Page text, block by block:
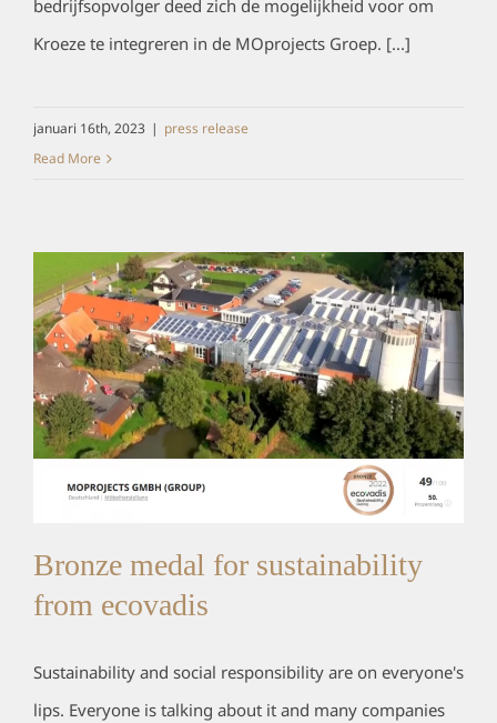
bedrijfsopvolger deed zich de mogelijkheid voor om
Kroeze te integreren in de MOprojects Groep. [...]
januari 16th, 2023 | press release
Read More
Bronze medal for sustainability
from ecovadis
Sustainability and social responsibility are on everyone's
lips. Everyone is talking about it and many companies